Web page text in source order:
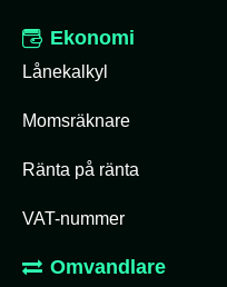
Ekonomi
Lånekalkyl
Momsräknare
Ränta på ränta
VAT-nummer
Omvandlare